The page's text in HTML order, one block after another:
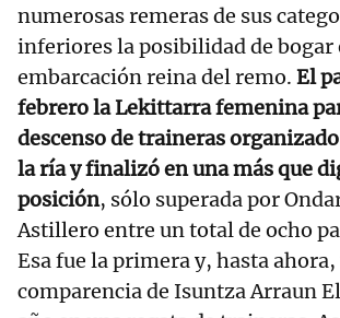
numerosas remeras de sus
inferiores la posibilidad de bogar
embarcación reina del remo. El
febrero la Lekittarra femenina
descenso de traineras
la ría y finalizó en una más que
posición, sólo superada por
Astillero entre un total de ocho
Esa fue la primera y, hasta
comparencia de Isuntza Arraun